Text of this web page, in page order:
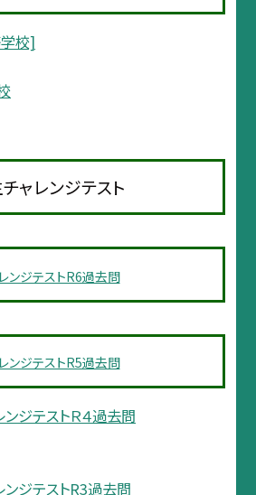
校]
ャレンジテスト
ンジテストR6過去問
ンジテストR5過去問
ジテストＲ４過去問
ジテストR3過去問